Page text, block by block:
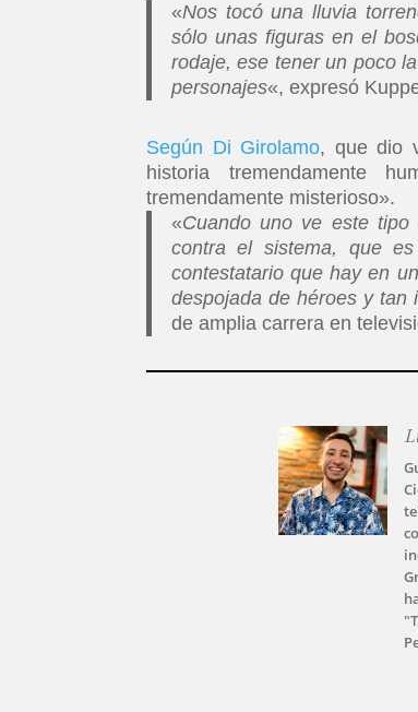
«Nos tocó una lluvia
sólo unas figuras en el
rodaje, ese tener un poco
personajes«, expresó
Según Di Girolamo, que dio
historia tremendamente
tremendamente misterioso».
«Cuando uno ve este
contra el sistema, que
contestatario que hay en
despojada de héroes y tan
de amplia carrera en